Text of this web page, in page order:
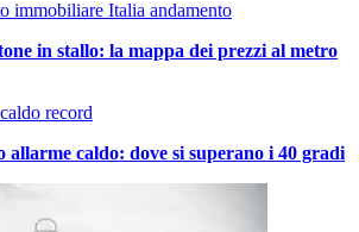
in stallo: la mappa dei prezzi al metro
allarme caldo: dove si superano i 40 gradi